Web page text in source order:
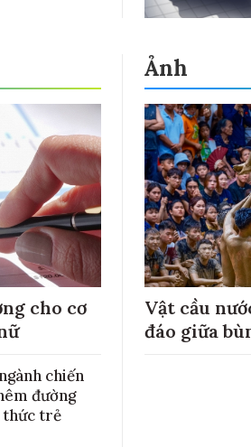
cho cơ
chiến
đường
trẻ
Ảnh
Vật cầu
đáo giữa